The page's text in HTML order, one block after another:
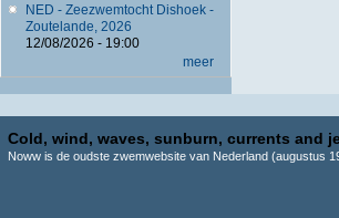
NED - Zeezwemtocht Dishoek -
Zoutelande, 2026
12/08/2026 - 19:00
meer
Cold, wind, waves, sunburn, currents and
Noww is de oudste zwemwebsite van Nederland (augustus